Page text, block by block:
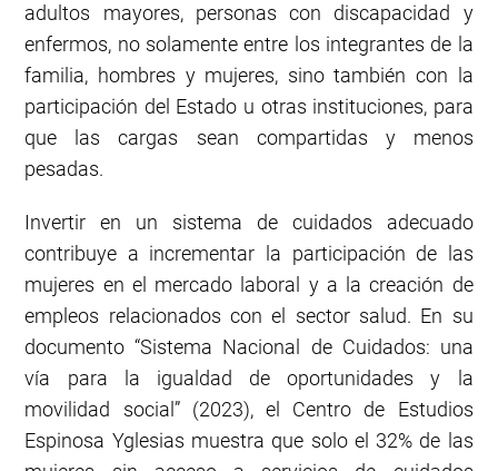
adultos mayores, personas con discapacidad y
enfermos, no solamente entre los integrantes de la
familia, hombres y mujeres, sino también con la
participación del Estado u otras instituciones, para
que las cargas sean compartidas y menos
pesadas.
Invertir en un sistema de cuidados adecuado
contribuye a incrementar la participación de las
mujeres en el mercado laboral y a la creación de
empleos relacionados con el sector salud. En su
documento “Sistema Nacional de Cuidados: una
vía para la igualdad de oportunidades y la
movilidad social” (2023), el Centro de Estudios
Espinosa Yglesias muestra que solo el 32% de las